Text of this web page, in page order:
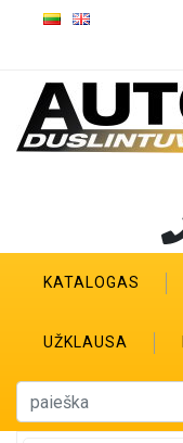
KATALOGAS
UŽKLAUSA